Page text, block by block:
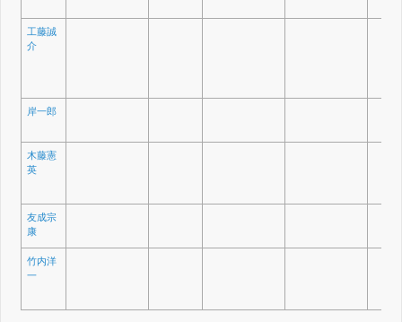
工藤誠
介
岸一郎
木藤憲
英
友成宗
康
竹内洋
一